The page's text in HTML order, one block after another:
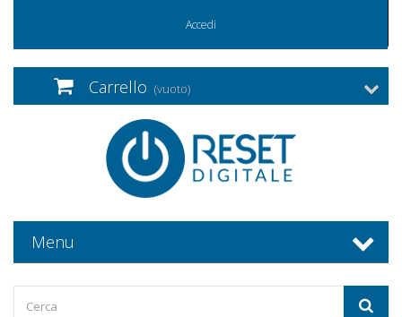
Accedi
Carrello (vuoto)
Menu